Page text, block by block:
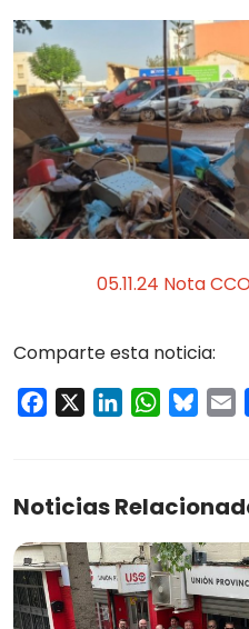
05.11.24 Nota
Comparte esta noticia:
Facebook LinkedIn
Noticias